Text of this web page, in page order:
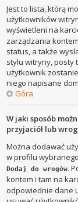
Jest to lista, którą
użytkowników
wyświetleni na
zarządzania
status, a także
stylu witryny, posty
użytkownik
niego napisane
Góra
W jaki sposób
przyjaciół lub
Można dodawać
w profilu
Dodaj do wrogów.
kontem i tam na
odpowiednie dane